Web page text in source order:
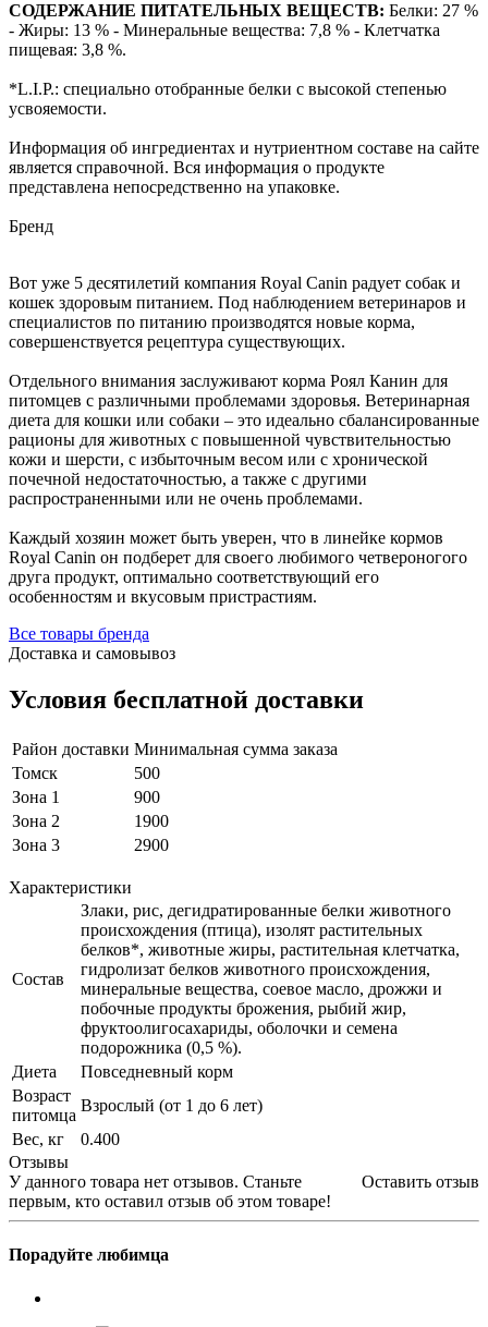
СОДЕРЖАНИЕ ПИТАТЕЛЬНЫХ ВЕЩЕСТВ: Белки: 27 %
- Жиры: 13 % - Минеральные вещества: 7,8 % - Клетчатка
пищевая: 3,8 %.
*L.I.P.: специально отобранные белки с высокой степенью
усвояемости.
Информация об ингредиентах и нутриентном составе на сайте
является справочной. Вся информация о продукте
представлена непосредственно на упаковке.
Бренд
Вот уже 5 десятилетий компания Royal Canin радует собак и
кошек здоровым питанием. Под наблюдением ветеринаров и
специалистов по питанию производятся новые корма,
совершенствуется рецептура существующих.
Отдельного внимания заслуживают корма Роял Канин для
питомцев с различными проблемами здоровья. Ветеринарная
диета для кошки или собаки – это идеально сбалансированные
рационы для животных с повышенной чувствительностью
кожи и шерсти, с избыточным весом или с хронической
почечной недостаточностью, а также с другими
распространенными или не очень проблемами.
Каждый хозяин может быть уверен, что в линейке кормов
Royal Canin он подберет для своего любимого четвероногого
друга продукт, оптимально соответствующий его
особенностям и вкусовым пристрастиям.
Все товары бренда
Доставка и самовывоз
Условия бесплатной доставки
Район доставки Минимальная сумма заказа
Томск
500
Зона 1
900
Зона 2
1900
Зона 3
2900
Характеристики
Состав
Злаки, рис, дегидратированные белки животного
происхождения (птица), изолят растительных
белков*, животные жиры, растительная клетчатка,
гидролизат белков животного происхождения,
минеральные вещества, соевое масло, дрожжи и
побочные продукты брожения, рыбий жир,
фруктоолигосахариды, оболочки и семена
подорожника (0,5 %).
Диета
Повседневный корм
Возраст
питомца
Взрослый (от 1 до 6 лет)
Вес, кг
0.400
Отзывы
Оставить отзыв
У данного товара нет отзывов. Станьте
первым, кто оставил отзыв об этом товаре!
Порадуйте любимца